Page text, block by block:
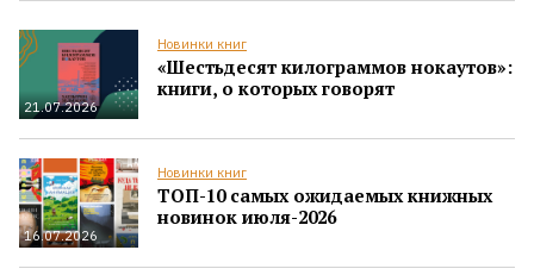
21.07.2026
Новинки книг
«Шестьдесят килограммов нокаутов»:
книги, о которых говорят
16.07.2026
Новинки книг
ТОП-10 самых ожидаемых книжных
новинок июля-2026